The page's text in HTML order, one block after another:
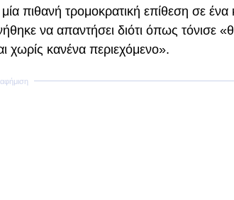
μία πιθανή τρομοκρατική επίθεση σε
να απαντήσει διότι όπως τόνισε
χωρίς κανένα περιεχόμενο».